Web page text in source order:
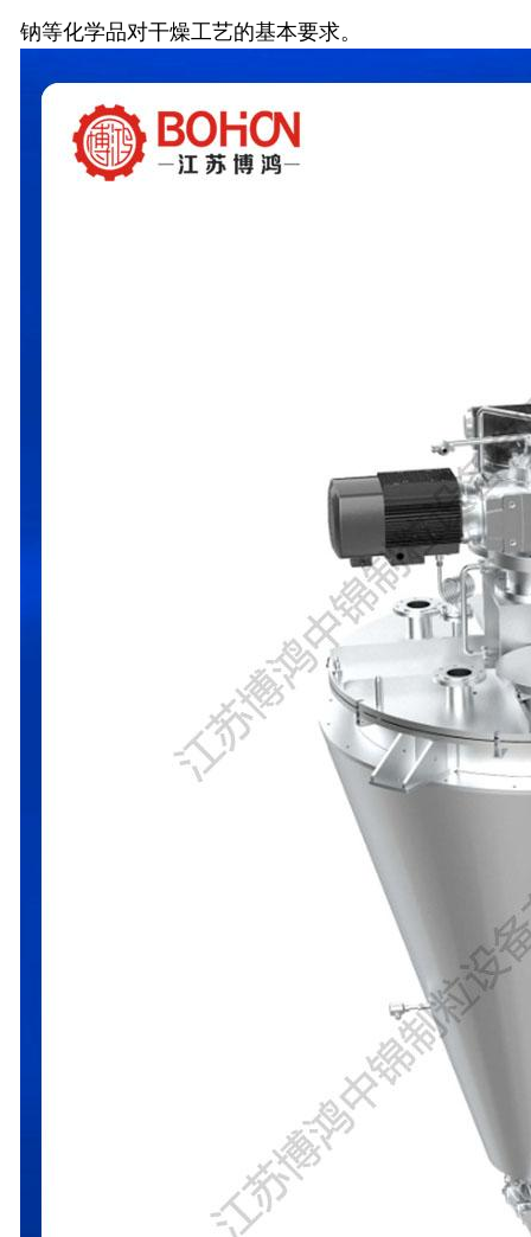
钠等化学品对干燥工艺的基本要求。